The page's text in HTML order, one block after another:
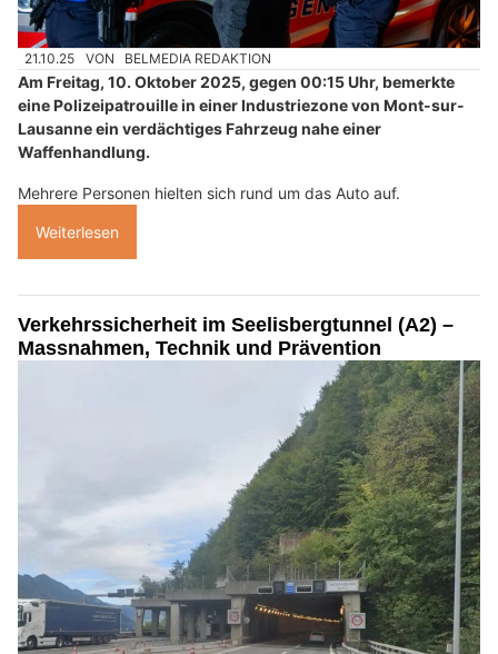
21.10.25 VON BELMEDIA REDAKTION
Am Freitag, 10. Oktober 2025, gegen 00:15 Uhr, bemerkte
eine Polizeipatrouille in einer Industriezone von Mont-sur-
Lausanne ein verdächtiges Fahrzeug nahe einer
Waffenhandlung.
Mehrere Personen hielten sich rund um das Auto auf.
Weiterlesen
Verkehrssicherheit im Seelisbergtunnel (A2) –
Massnahmen, Technik und Prävention